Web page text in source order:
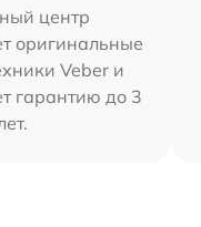
центр
оригинальные
Veber и
гарантию до 3